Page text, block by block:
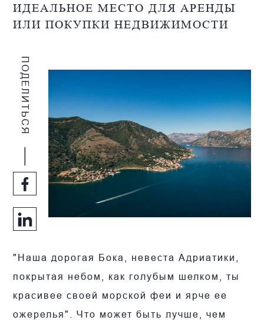
ИДЕАЛЬНОЕ МЕСТО ДЛЯ АРЕНДЫ
ИЛИ ПОКУПКИ НЕДВИЖИМОСТИ
ПОДЕЛИТЬСЯ
"Наша дорогая Бока, невеста Адриатики,
покрытая небом, как голубым шелком, ты
красивее своей морской феи и ярче ее
ожерелья". Что может быть лучше, чем